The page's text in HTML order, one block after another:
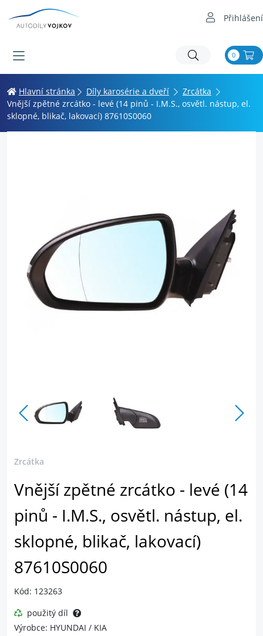
Přihlášení
0
Hlavní stránka Díly karosérie a dveří
Zrcátka
Vnější zpětné zrcátko - levé (14 pinů - I.M.S., osvětl. nástup, el.
sklopné, blikač, lakovací) 87610S0060
Zrcátka
Vnější zpětné zrcátko - levé (14
pinů - I.M.S., osvětl. nástup, el.
sklopné, blikač, lakovací)
87610S0060
Kód: 123263
použitý díl
Výrobce: HYUNDAI / KIA